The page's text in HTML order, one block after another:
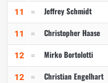
11 Jeffrey Schmidt
11 Christopher Haase
12 Mirko Bortolotti
12 Christian Engelhart